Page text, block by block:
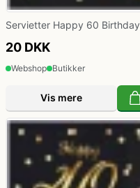
Servietter Happy 60 Birthday
20 DKK
Webshop Butikker
Vis mere